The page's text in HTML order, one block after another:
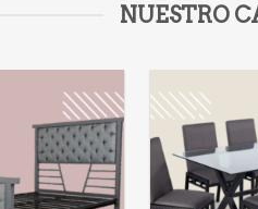
NUESTRO